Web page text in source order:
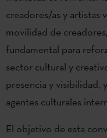
creadores/as y artistas
movilidad de
fundamental para
sector cultural y
presencia y visibilidad,
agentes culturales
El objetivo de esta